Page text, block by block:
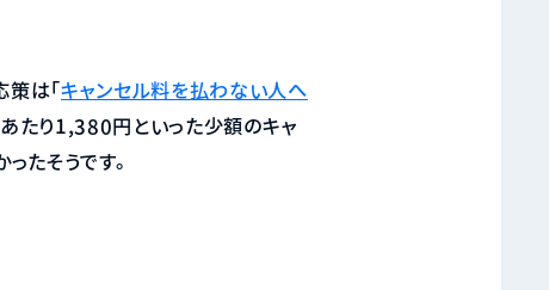
は「キャンセル料を払わない人へ
あたり1,380円といった少額のキャ
たそうです。